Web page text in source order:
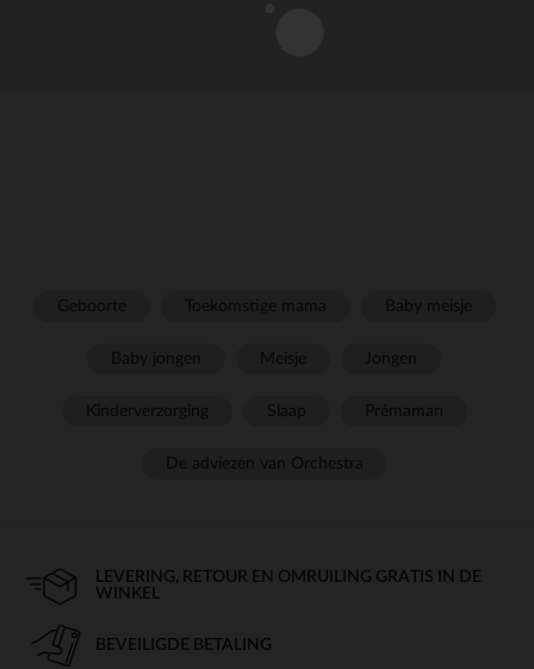
LEVERING, RETOUR EN OMRUILING GRATIS IN DE
WINKEL
BEVEILIGDE BETALING